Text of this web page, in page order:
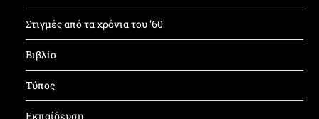
Στιγμές από τα χρόνια του ’60
Βιβλίο
Τύπος
Εκπαίδευση